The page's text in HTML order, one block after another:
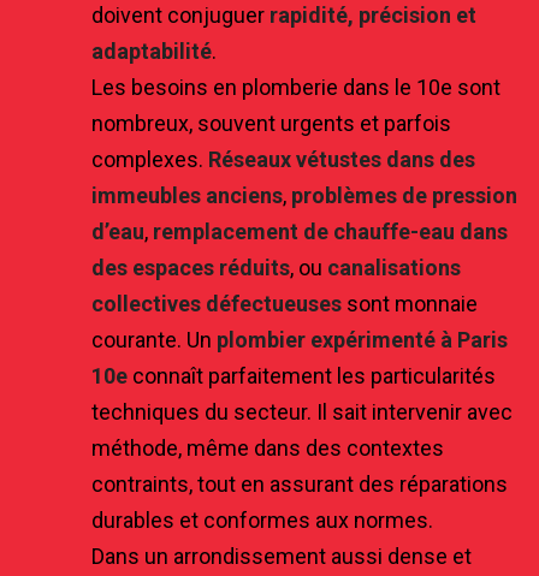
doivent conjuguer rapidité, précision et
adaptabilité.
Les besoins en plomberie dans le 10e sont
nombreux, souvent urgents et parfois
complexes. Réseaux vétustes dans des
immeubles anciens, problèmes de pression
d’eau, remplacement de chauffe-eau dans
des espaces réduits, ou canalisations
collectives défectueuses sont monnaie
courante. Un plombier expérimenté à Paris
10e connaît parfaitement les particularités
techniques du secteur. Il sait intervenir avec
méthode, même dans des contextes
contraints, tout en assurant des réparations
durables et conformes aux normes.
Dans un arrondissement aussi dense et